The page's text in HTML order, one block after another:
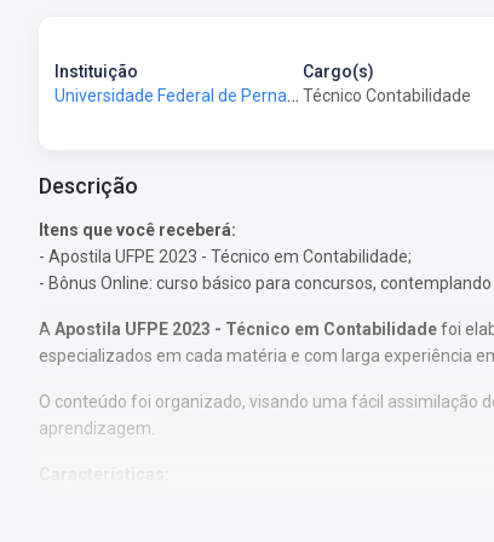
Instituição
Universidade Federal de Pernambuco - UFPE
Cargo(s)
Técnico Contabilidade
Descrição
Itens que você receberá:
- Apostila UFPE 2023 - Técnico em Contabilidade;
- Bônus Online: curso básico para concursos,
A Apostila UFPE 2023 - Técnico em Contabilidadefoi
especializados em cada matéria e com larga experiência
O conteúdo foi organizado, visando uma fácil assimilação
aprendizagem.